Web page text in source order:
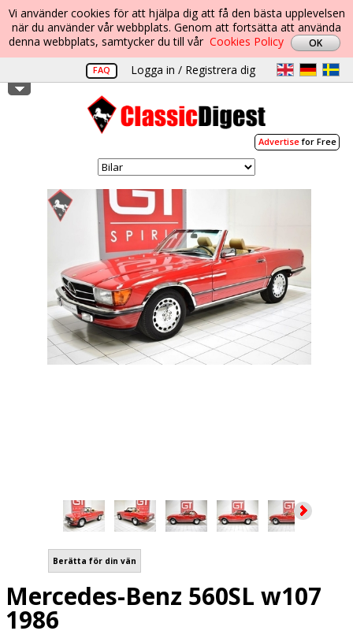
Vi använder cookies för att hjälpa dig att få den bästa upplevelsen
när du använder vår webbplats. Genom att fortsätta att använda
denna webbplats, samtycker du till vår Cookies Policy
FAQ Logga in / Registrera dig
Advertisefor Free
Berätta för din vän
Mercedes-Benz 560SL w107
1986